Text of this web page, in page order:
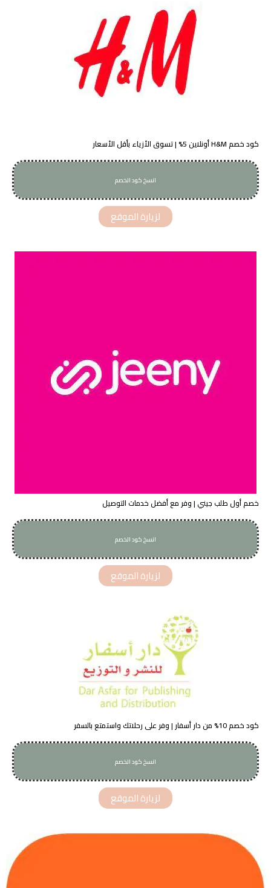
كود خصم H&M أونلاين 5% | تسوق الأزياء بأقل الأسعار
انسخ كود الخصم
M3WF
لزيارة الموقع
خصم أول طلب جيني | وفر مع أفضل خدمات التوصيل
انسخ كود الخصم
AAJ5
لزيارة الموقع
كود خصم 10% من دار أسفار | وفر على رحلاتك واستمتع بالسفر
انسخ كود الخصم
Manalj
لزيارة الموقع